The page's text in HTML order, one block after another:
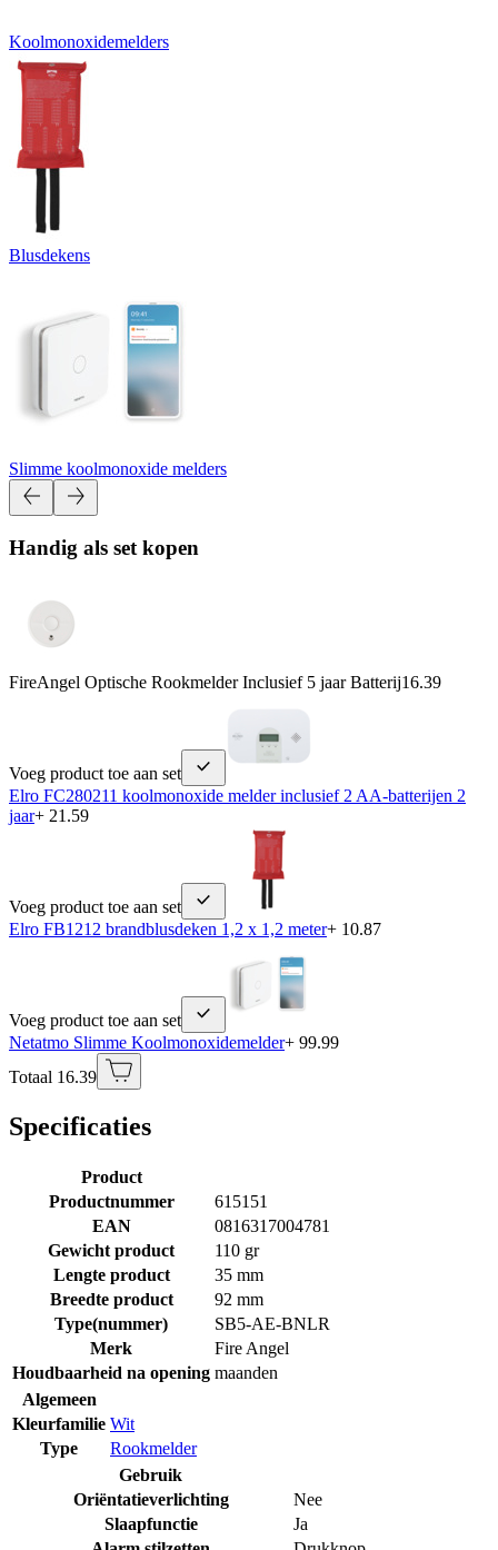
Koolmonoxidemelders
Blusdekens
Slimme koolmonoxide melders
Handig als set kopen
FireAngel Optische Rookmelder Inclusief 5 jaar Batterij16.39
Voeg product toe aan set
Elro FC280211 koolmonoxide melder inclusief 2 AA-batterijen 2
jaar+ 21.59
Voeg product toe aan set
Elro FB1212 brandblusdeken 1,2 x 1,2 meter+ 10.87
Voeg product toe aan set
Netatmo Slimme Koolmonoxidemelder+ 99.99
Totaal 16.39
Specificaties
Product
Productnummer
615151
EAN
0816317004781
Gewicht product
110 gr
Lengte product
35 mm
Breedte product
92 mm
Type(nummer)
SB5-AE-BNLR
Merk
Fire Angel
Houdbaarheid na opening maanden
Algemeen
Kleurfamilie Wit
Type
Rookmelder
Gebruik
Oriëntatieverlichting
Nee
Slaapfunctie
Ja